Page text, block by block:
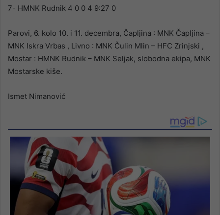
7- HMNK Rudnik 4 0 0 4 9:27 0
Parovi, 6. kolo 10. i 11. decembra, Čapljina : MNK Čapljina –
MNK Iskra Vrbas , Livno : MNK Čulin Mlin – HFC Zrinjski ,
Mostar : HMNK Rudnik – MNK Seljak, slobodna ekipa, MNK
Mostarske kiše.
Ismet Nimanović